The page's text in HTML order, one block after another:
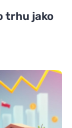
trhu jako